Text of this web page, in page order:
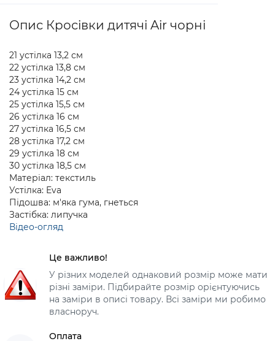
Опис Кросівки дитячі Air чорні
21 устілка 13,2 см
22 устілка 13,8 см
23 устілка 14,2 см
24 устілка 15 см
25 устілка 15,5 см
26 устілка 16 см
27 устілка 16,5 см
28 устілка 17,2 см
29 устілка 18 см
30 устілка 18,5 см
Матеріал: текстиль
Устілка: Eva
Підошва: м'яка гума, гнеться
Застібка: липучка
Відео-огляд
Це важливо!
У різних моделей однаковий розмір може мати
різні заміри. Підбирайте розмір орієнтуючись
на заміри в описі товару. Всі заміри ми робимо
власноруч.
Оплата